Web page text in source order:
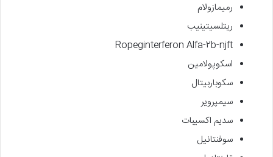
رمیمازولام
ریتلسیتینیب
Ropeginterferon Alfa-2b-njft
اسکوپولامین
سکوباربیتال
سیمپرویر
سدیم اکسیبات
سوفنتانیل